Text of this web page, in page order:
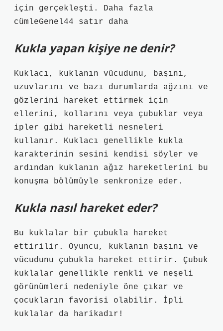
için gerçekleşti. Daha fazla
cümleGenel44 satır daha
Kukla yapan kişiye ne denir?
Kuklacı, kuklanın vücudunu, başını,
uzuvlarını ve bazı durumlarda ağzını ve
gözlerini hareket ettirmek için
ellerini, kollarını veya çubuklar veya
ipler gibi hareketli nesneleri
kullanır. Kuklacı genellikle kukla
karakterinin sesini kendisi söyler ve
ardından kuklanın ağız hareketlerini bu
konuşma bölümüyle senkronize eder.
Kukla nasıl hareket eder?
Bu kuklalar bir çubukla hareket
ettirilir. Oyuncu, kuklanın başını ve
vücudunu çubukla hareket ettirir. Çubuk
kuklalar genellikle renkli ve neşeli
görünümleri nedeniyle öne çıkar ve
çocukların favorisi olabilir. İpli
kuklalar da harikadır!